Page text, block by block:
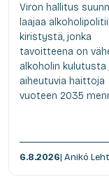
Viron hallitus
laajaa
kiristystä, jonka
tavoitteena on
alkoholin kulutusta
aiheutuvia haittoja
vuoteen 2035
6.8.2026| Anikó